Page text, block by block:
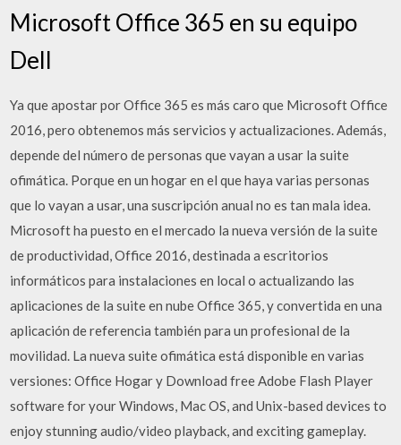
Microsoft Office 365 en su equipo
Dell
Ya que apostar por Office 365 es más caro que Microsoft Office
2016, pero obtenemos más servicios y actualizaciones. Además,
depende del número de personas que vayan a usar la suite
ofimática. Porque en un hogar en el que haya varias personas
que lo vayan a usar, una suscripción anual no es tan mala idea.
Microsoft ha puesto en el mercado la nueva versión de la suite
de productividad, Office 2016, destinada a escritorios
informáticos para instalaciones en local o actualizando las
aplicaciones de la suite en nube Office 365, y convertida en una
aplicación de referencia también para un profesional de la
movilidad. La nueva suite ofimática está disponible en varias
versiones: Office Hogar y Download free Adobe Flash Player
software for your Windows, Mac OS, and Unix-based devices to
enjoy stunning audio/video playback, and exciting gameplay.